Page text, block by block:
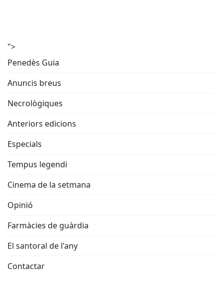
">
Penedès Guia
Anuncis breus
Necrològiques
Anteriors edicions
Especials
Tempus legendi
Cinema de la setmana
Opinió
Farmàcies de guàrdia
El santoral de l'any
Contactar